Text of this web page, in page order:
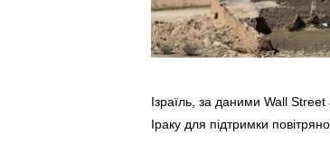
Ізраїль, за даними Wall Street
Іраку для підтримки